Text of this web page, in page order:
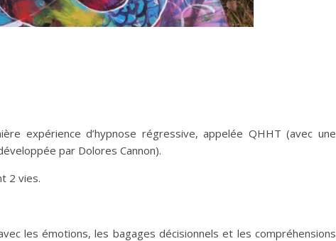
expérience d’hypnose régressive, appelée QHHT (avec une
par Dolores Cannon).
2 vies.
les émotions, les bagages décisionnels et les compréhensions